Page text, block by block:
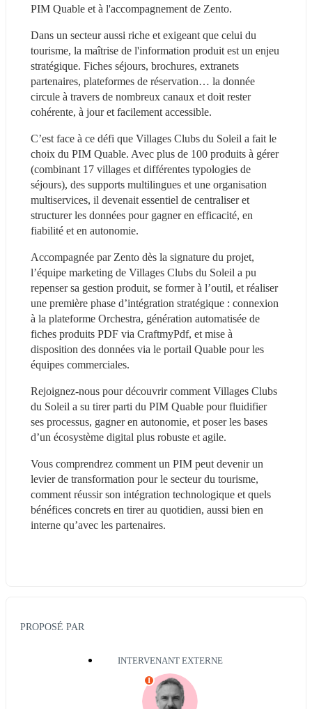
PIM Quable et à l'accompagnement de Zento.
Dans un secteur aussi riche et exigeant que celui du
tourisme, la maîtrise de l'information produit est un enjeu
stratégique. Fiches séjours, brochures, extranets
partenaires, plateformes de réservation… la donnée
circule à travers de nombreux canaux et doit rester
cohérente, à jour et facilement accessible.
C’est face à ce défi que Villages Clubs du Soleil a fait le
choix du PIM Quable. Avec plus de 100 produits à gérer
(combinant 17 villages et différentes typologies de
séjours), des supports multilingues et une organisation
multiservices, il devenait essentiel de centraliser et
structurer les données pour gagner en efficacité, en
fiabilité et en autonomie.
Accompagnée par Zento dès la signature du projet,
l’équipe marketing de Villages Clubs du Soleil a pu
repenser sa gestion produit, se former à l’outil, et réaliser
une première phase d’intégration stratégique : connexion
à la plateforme Orchestra, génération automatisée de
fiches produits PDF via CraftmyPdf, et mise à
disposition des données via le portail Quable pour les
équipes commerciales.
Rejoignez-nous pour découvrir comment Villages Clubs
du Soleil a su tirer parti du PIM Quable pour fluidifier
ses processus, gagner en autonomie, et poser les bases
d’un écosystème digital plus robuste et agile.
Vous comprendrez comment un PIM peut devenir un
levier de transformation pour le secteur du tourisme,
comment réussir son intégration technologique et quels
bénéfices concrets en tirer au quotidien, aussi bien en
interne qu’avec les partenaires.
PROPOSÉ PAR
INTERVENANT EXTERNE
I